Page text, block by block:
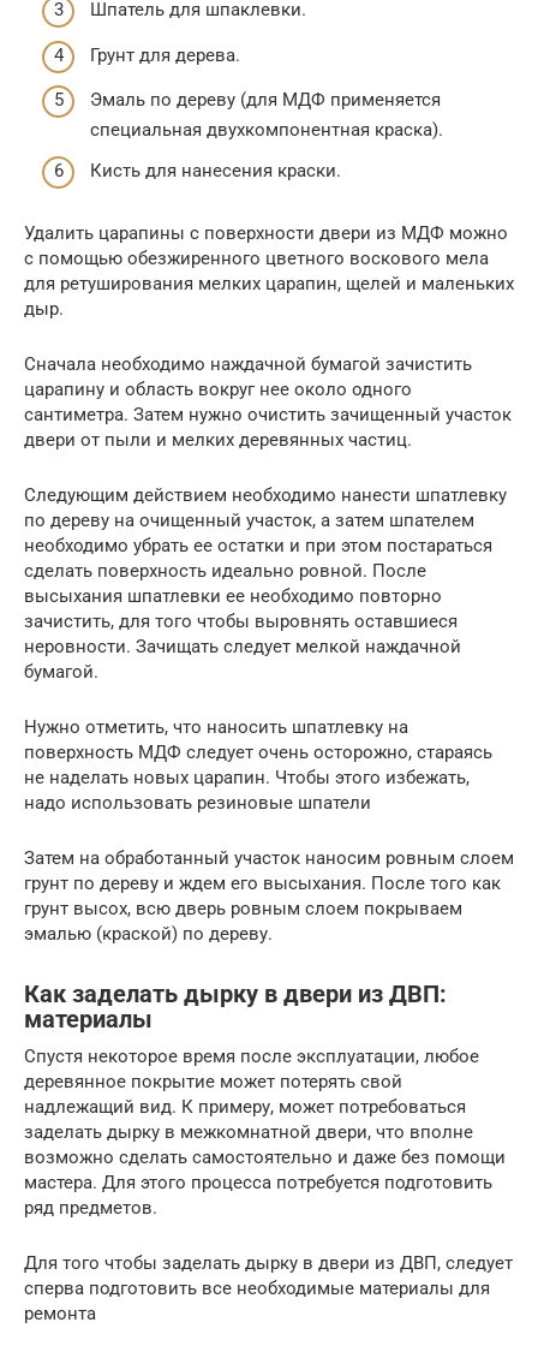
Шпатель для шпаклевки.
Грунт для дерева.
Эмаль по дереву (для МДФ применяется
специальная двухкомпонентная краска).
Кисть для нанесения краски.
Удалить царапины с поверхности двери из МДФ можно
с помощью обезжиренного цветного воскового мела
для ретуширования мелких царапин, щелей и маленьких
дыр.
Сначала необходимо наждачной бумагой зачистить
царапину и область вокруг нее около одного
сантиметра. Затем нужно очистить зачищенный участок
двери от пыли и мелких деревянных частиц.
Следующим действием необходимо нанести шпатлевку
по дереву на очищенный участок, а затем шпателем
необходимо убрать ее остатки и при этом постараться
сделать поверхность идеально ровной. После
высыхания шпатлевки ее необходимо повторно
зачистить, для того чтобы выровнять оставшиеся
неровности. Зачищать следует мелкой наждачной
бумагой.
Нужно отметить, что наносить шпатлевку на
поверхность МДФ следует очень осторожно, стараясь
не наделать новых царапин. Чтобы этого избежать,
надо использовать резиновые шпатели
Затем на обработанный участок наносим ровным слоем
грунт по дереву и ждем его высыхания. После того как
грунт высох, всю дверь ровным слоем покрываем
эмалью (краской) по дереву.
Как заделать дырку в двери из ДВП:
материалы
Спустя некоторое время после эксплуатации, любое
деревянное покрытие может потерять свой
надлежащий вид. К примеру, может потребоваться
заделать дырку в межкомнатной двери, что вполне
возможно сделать самостоятельно и даже без помощи
мастера. Для этого процесса потребуется подготовить
ряд предметов.
Для того чтобы заделать дырку в двери из ДВП, следует
сперва подготовить все необходимые материалы для
ремонта